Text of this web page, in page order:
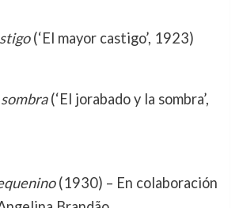
(‘El mayor castigo’, 1923)
(‘El jorabado y la sombra’,
(1930) – En colaboración